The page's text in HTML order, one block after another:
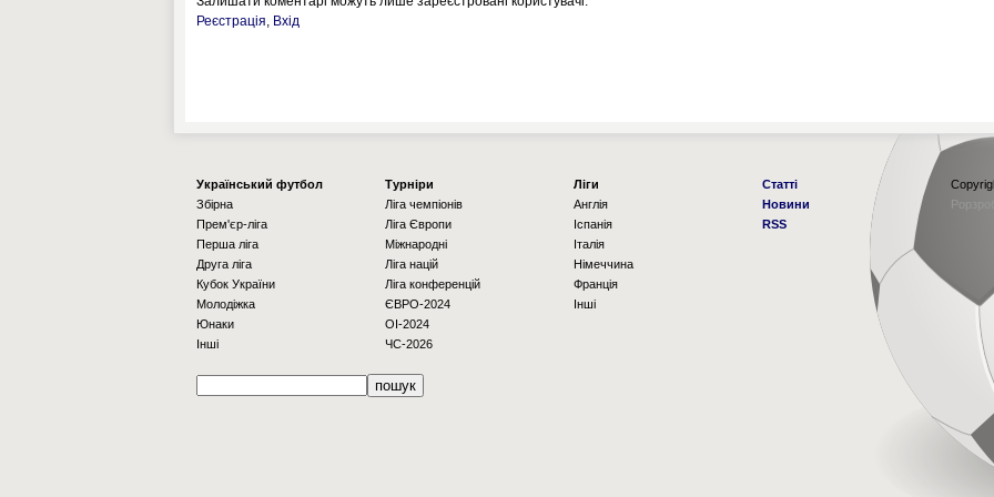
Реєстрація, Вхід
Українcький футбол
Збірна
Прем'єр-ліга
Перша ліга
Друга ліга
Кубок України
Молодіжка
Юнаки
Інші
Турніри
Ліга чемпіонів
Ліга Європи
Міжнародні
Ліга націй
Ліга конференцій
ЄВРО-2024
OI-2024
ЧС-2026
Ліги
Англія
Іспанія
Італія
Німеччина
Франція
Інші
Статті
Новини
RSS